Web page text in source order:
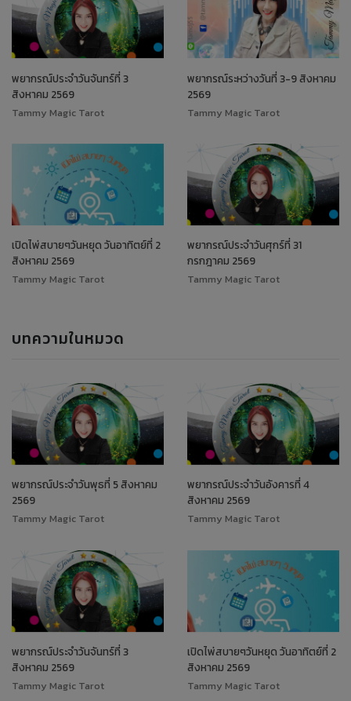
พยากรณ์ประจำวันจันทร์ที่ 3
สิงหาคม 2569
Tammy Magic Tarot
พยากรณ์ระหว่างวันที่ 3-9 สิงหาคม
2569
Tammy Magic Tarot
เปิดไพ่สบายๆวันหยุด วันอาทิตย์ที่ 2
สิงหาคม 2569
Tammy Magic Tarot
พยากรณ์ประจำวันศุกร์ที่ 31
กรกฎาคม 2569
Tammy Magic Tarot
บทความในหมวด
พยากรณ์ประจำวันพุธที่ 5 สิงหาคม
2569
Tammy Magic Tarot
พยากรณ์ประจำวันอังคารที่ 4
สิงหาคม 2569
Tammy Magic Tarot
พยากรณ์ประจำวันจันทร์ที่ 3
สิงหาคม 2569
Tammy Magic Tarot
เปิดไพ่สบายๆวันหยุด วันอาทิตย์ที่ 2
สิงหาคม 2569
Tammy Magic Tarot